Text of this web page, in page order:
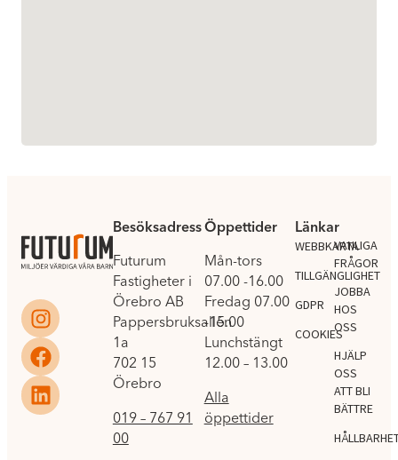
Besöksadress
Futurum
Fastigheter i
Örebro AB
Pappersbruksallén
1a
702 15
Örebro
019 – 767 91
00
Öppettider
Mån-tors
07.00 -16.00
Fredag 07.00
-15.00
Lunchstängt
12.00 – 13.00
Alla
öppettider
Länkar
WEBBKARTA
TILLGÄNGLIGHET
GDPR
COOKIES
.
VANLIGA
FRÅGOR
JOBBA
HOS
OSS
HJÄLP
OSS
ATT BLI
BÄTTRE